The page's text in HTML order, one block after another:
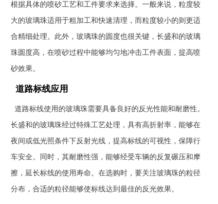
根据具体的喷砂工艺和工件要求来选择。一般来说，粒度较
大的玻璃珠适用于粗加工和快速清理，而粒度较小的则更适
合精细处理。此外，玻璃珠的圆度也很关键，长盛和的玻璃
珠圆度高，在喷砂过程中能够均匀地冲击工件表面，提高喷
砂效果。
道路标线应用
道路标线使用的玻璃珠需要具备良好的反光性能和耐磨性。
长盛和的玻璃珠经过特殊工艺处理，具有高折射率，能够在
夜间或低光照条件下反射光线，提高标线的可视性，保障行
车安全。同时，其耐磨性强，能够经受车辆的反复碾压和摩
擦，延长标线的使用寿命。在选购时，要关注玻璃珠的粒径
分布，合适的粒径能够使标线达到最佳的反光效果。